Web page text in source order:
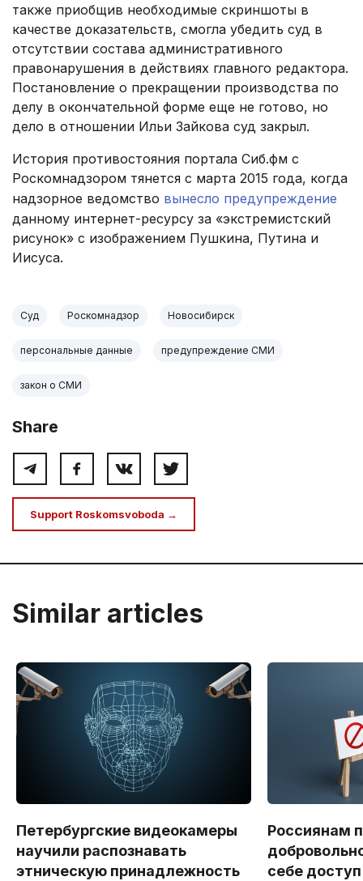
также приобщив необходимые скриншоты в
качестве доказательств, смогла убедить суд в
отсутствии состава административного
правонарушения в действиях главного редактора.
Постановление о прекращении производства по
делу в окончательной форме еще не готово, но
дело в отношении Ильи Зайкова суд закрыл.
История противостояния портала Сиб.фм с
Роскомнадзором тянется с марта 2015 года, когда
надзорное ведомство вынесло предупреждение
данному интернет-ресурсу за «экстремистский
рисунок» с изображением Пушкина, Путина и
Иисуса.
Суд Роскомнадзор Новосибирск
персональные данные предупреждение СМИ
закон о СМИ
Share
Support Roskomsvoboda →
Similar articles
Петербургские видеокамеры
научили распознавать
этническую принадлежность
Россиянам
себе